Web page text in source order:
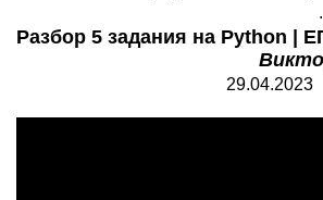
.
Разбор 5 задания на Python |